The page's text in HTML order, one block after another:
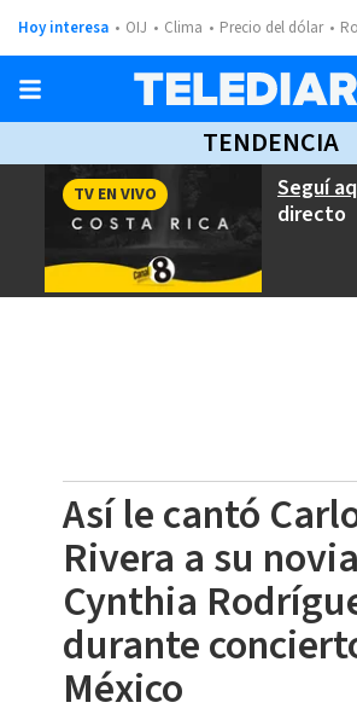
Hoy interesa OIJ Clima Precio del dólar
TENDENCIA
Seguí
directo
TV EN VIVO
Así le cantó
Rivera a su novia
Cynthia
durante
México